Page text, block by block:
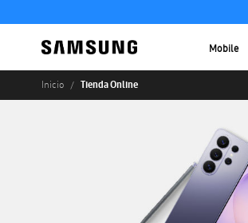
Mobile
Inicio Tienda Online